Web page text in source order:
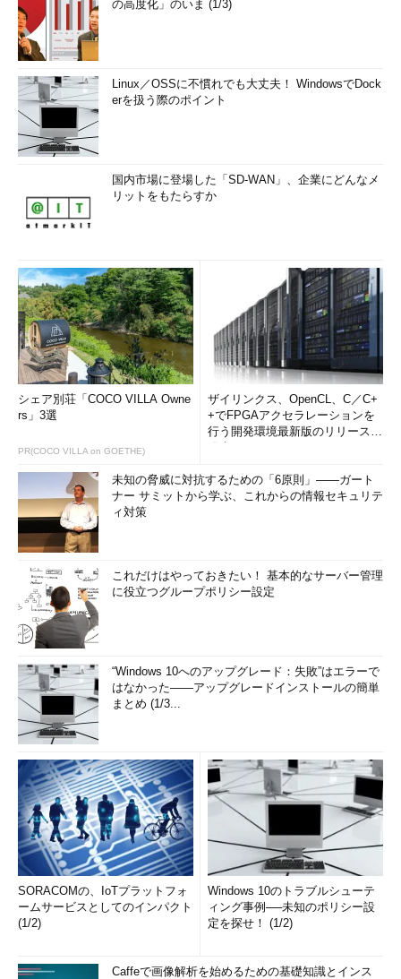
の高度化」のいま (1/3)
Linux／OSSに不慣れでも大丈夫！ WindowsでDock
erを扱う際のポイント
国内市場に登場した「SD-WAN」、企業にどんなメ
リットをもたらすか
シェア別荘「COCO VILLA Owne
rs」3選
PR(COCO VILLA on GOETHE)
ザイリンクス、OpenCL、C／C+
+でFPGAアクセラレーションを
行う開発環境最新版のリリースを
未知の脅威に対抗するための「6原則」――ガート
ナー サミットから学ぶ、これからの情報セキュリテ
ィ対策
これだけはやっておきたい！ 基本的なサーバー管理
に役立つグループポリシー設定
“Windows 10へのアップグレード：失敗”はエラーで
はなかった――アップグレードインストールの簡単
まとめ (1/3...
SORACOMの、IoTプラットフォ
ームサービスとしてのインパクト
(1/2)
Windows 10のトラブルシューテ
ィング事例──未知のポリシー設
定を探せ！ (1/2)
Caffeで画像解析を始めるための基礎知識とインス